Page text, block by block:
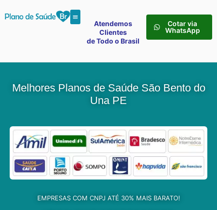
Atendemos
Clientes
de Todo o Brasil
Cotar via
WhatsApp
Melhores Planos de Saúde São Bento do
Una PE
EMPRESAS COM CNPJ ATÉ 30% MAIS BARATO!